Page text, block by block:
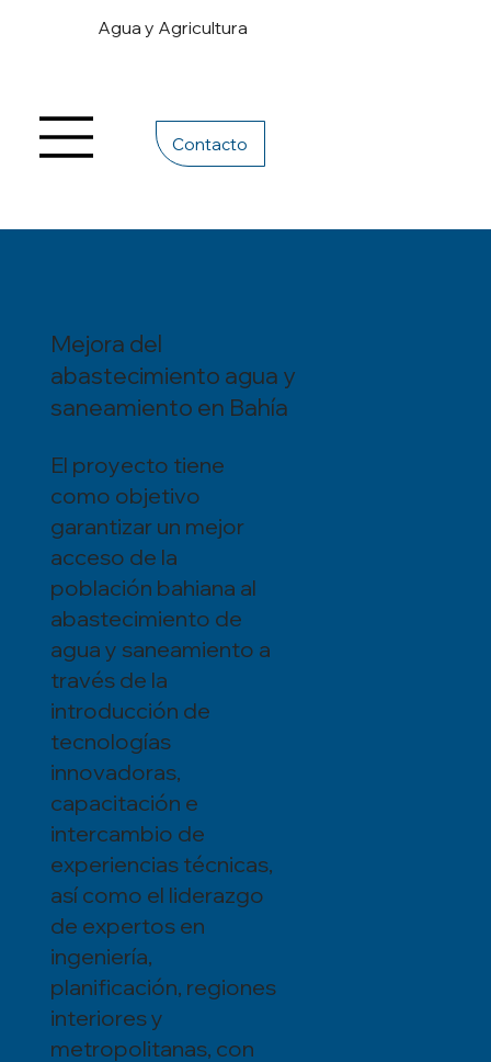
Agua y Agricultura
Contacto
Mejora del
abastecimiento agua y
saneamiento en Bahía
El proyecto tiene
como objetivo
garantizar un mejor
acceso de la
población bahiana al
abastecimiento de
agua y saneamiento a
través de la
introducción de
tecnologías
innovadoras,
capacitación e
intercambio de
experiencias técnicas,
así como el liderazgo
de expertos en
ingeniería,
planificación, regiones
interiores y
metropolitanas, con